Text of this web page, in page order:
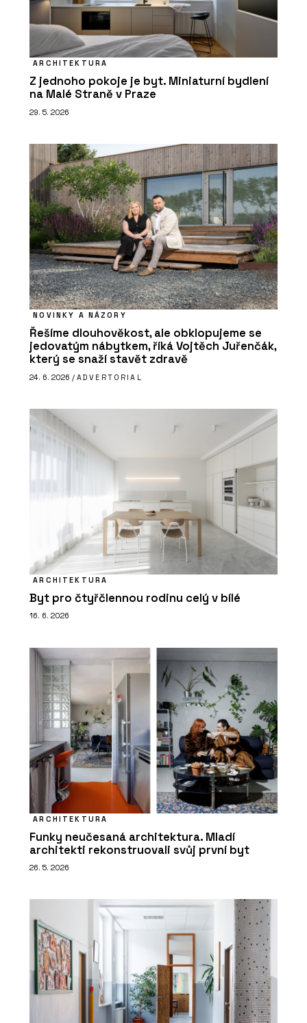
ARCHITEKTURA
Z jednoho pokoje je byt. Miniaturní bydlení
na Malé Straně v Praze
29. 5. 2026
NOVINKY A NÁZORY
Řešíme dlouhověkost, ale obklopujeme se
jedovatým nábytkem, říká Vojtěch Juřenčák,
který se snaží stavět zdravě
24. 6. 2026 / ADVERTORIAL
ARCHITEKTURA
Byt pro čtyřčlennou rodinu celý v bílé
16. 6. 2026
ARCHITEKTURA
Funky neučesaná architektura. Mladí
architekti rekonstruovali svůj první byt
26. 5. 2026